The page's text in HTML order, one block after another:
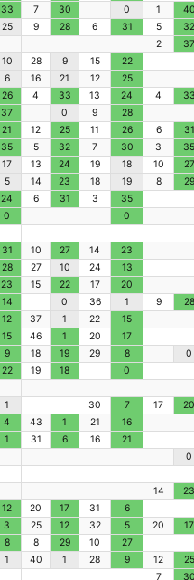
33 7 30 0 1
25 9 28 6 31 5
32
2
37
10 28 9 15
22
6 16 21 12
25
26 4 33 13 24 4
37 0 9
28
21 12 25 11 26 6
31
35 5 32 7 30 3
35
17 13 24 19 18 10
27
5 14 23 18 19 8
29
24 6 31 3
35
0
0
31 10 27 14
23
28 27 10 24
13
23 15 22 17
20
14 0 36 1 9
28
12 37 1 22
15
15 46 1 20
17
9 18 19 29 8
0
22 19 18
0
1 30 7 17
20
4 43 1 21
16
1 31 6 16
21
0
14
23
12 20 17 31
6
3 25 12 32 5 20
17
8 8 29 10
27
1 40 1 28 9 12
25
7